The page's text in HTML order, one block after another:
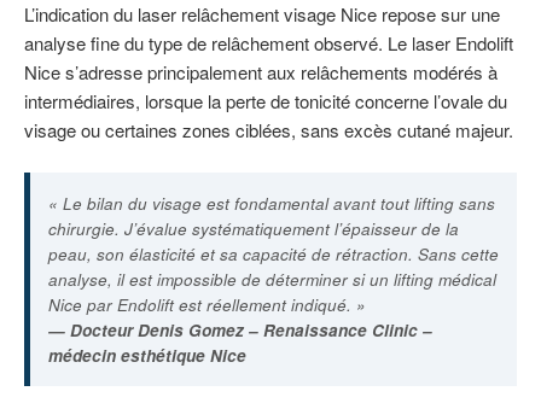
L’indication du laser relâchement visage Nice repose sur une
analyse fine du type de relâchement observé. Le laser Endolift
Nice s’adresse principalement aux relâchements modérés à
intermédiaires, lorsque la perte de tonicité concerne l’ovale du
visage ou certaines zones ciblées, sans excès cutané majeur.
« Le bilan du visage est fondamental avant tout lifting sans
chirurgie. J’évalue systématiquement l’épaisseur de la
peau, son élasticité et sa capacité de rétraction. Sans cette
analyse, il est impossible de déterminer si un lifting médical
Nice par Endolift est réellement indiqué. »
— Docteur Denis Gomez – Renaissance Clinic –
médecin esthétique Nice